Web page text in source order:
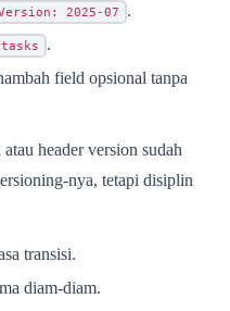
2025-07
.
.
field opsional tanpa
header version sudah
nya, tetapi disiplin
transisi.
diam-diam.